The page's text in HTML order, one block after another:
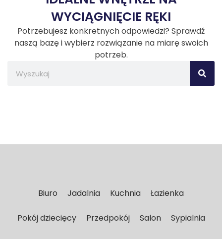
WYCIĄGNIĘCIE RĘKI
Potrzebujesz konkretnych odpowiedzi? Sprawdź
naszą bazę i wybierz rozwiązanie na miarę swoich
potrzeb.
Biuro Jadalnia Kuchnia Łazienka
Pokój dziecięcy Przedpokój Salon Sypialnia